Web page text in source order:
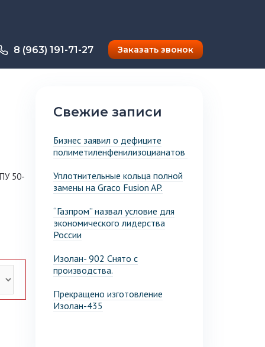
8 (963) 191-71-27 Заказать звонок
50-
Свежие записи
Бизнес заявил о дефиците
полиметиленфенилизоцианатов
Уплотнительные кольца полной
замены на Graco Fusion AP.
“Газпром” назвал условие для
экономического лидерства
России
Изолан- 902 Снято с
производства.
Прекращено изготовление
Изолан-435